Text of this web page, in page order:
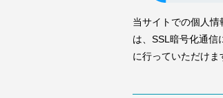
当サイトでの個人情
は、SSL暗号化通信
に行っていただけま